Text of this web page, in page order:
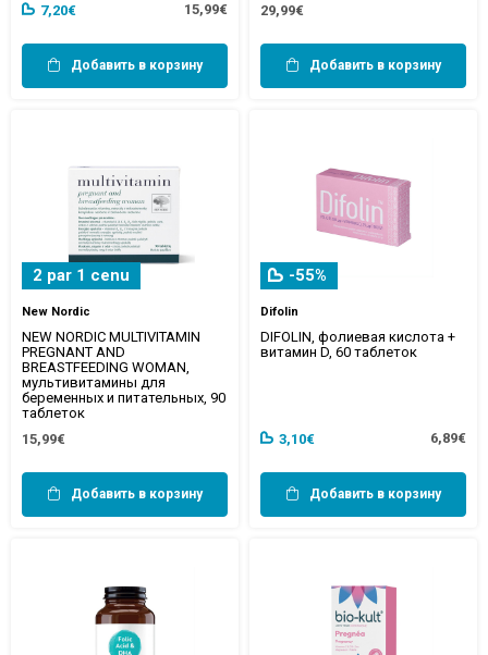
7,20€
15,99€
Добавить в корзину
29,99€
Добавить в корзину
2 par 1 cenu
New Nordic
NEW NORDIC MULTIVITAMIN
PREGNANT AND
BREASTFEEDING WOMAN,
мультивитамины для
беременных и питательных, 90
таблеток
15,99€
Добавить в корзину
-55%
Difolin
DIFOLIN, фолиевая кислота +
витамин D, 60 таблеток
3,10€ 6,89€
Добавить в корзину